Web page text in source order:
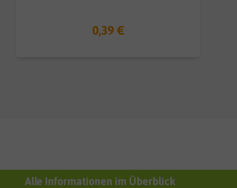
0,39 €
Alle Informationen im Überblick